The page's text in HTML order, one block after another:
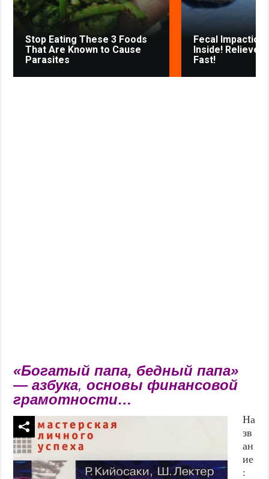
i
k
i
Stop Eating These 3 Foods
That Are Known to Cause
Parasites
Fecal Impaction
Inside! Relieves
Fast!
«Богатый папа, бедный папа»
— азбука,основы финансовой
грамотности…
На
зв
ан
ие
: